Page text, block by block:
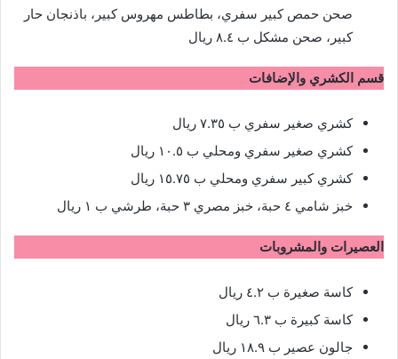
صحن حمص كبير سفري، بطاطس مهروس كبير، باذنجان حار
كبير، صحن مشكل ب ٨.٤ ريال
قسم الكشري والإضافات
كشري صغير سفري ب ٧.٣٥ ريال
كشري صغير سفري ومحلي ب ١٠.٥ ريال
كشري كبير سفري ومحلي ب ١٥.٧٥ ريال
خبز شامي ٤ حبة، خبز مصري ٣ حبة، طرشي ب ١ ريال
العصيرات والمشروبات
كاسة صغيرة ب ٤.٢ ريال
كاسة كبيرة ب ٦.٣ ريال
جالون عصير ب ١٨.٩ ريال